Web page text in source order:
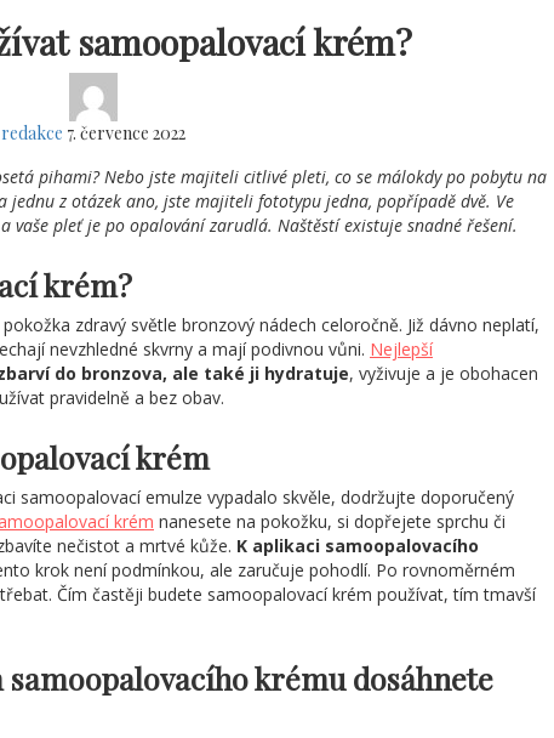
samoopalovací krém?
redakce 7. července 2022
pihami? Nebo jste majiteli citlivé pleti, co se málokdy po pobytu na
jednu z otázek ano, jste majiteli fototypu jedna, popřípadě dvě. Ve
vaše pleť je po opalování zarudlá. Naštěstí existuje snadné řešení.
krém?
zdravý světle bronzový nádech celoročně. Již dávno neplatí,
nevzhledné skvrny a mají podivnou vůni. Nejlepší
do bronzova, ale také ji hydratuje, vyživuje a je obohacen
pravidelně a bez obav.
krém
samoopalovací emulze vypadalo skvěle, dodržujte doporučený
krém nanesete na pokožku, si dopřejete sprchu či
nečistot a mrtvé kůže. K aplikaci samoopalovacího
krok není podmínkou, ale zaručuje pohodlí. Po rovnoměrném
Čím častěji budete samoopalovací krém používat, tím tmavší
krému dosáhnete